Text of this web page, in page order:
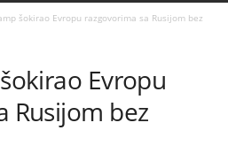
šokirao Evropu razgovorima sa Rusijom bez
Evropu
Rusijom bez